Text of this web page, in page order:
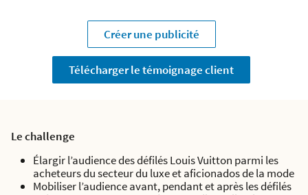
Créer une publicité
Télécharger le témoignage client
Le challenge
Élargir l’audience des défilés Louis Vuitton parmi les
acheteurs du secteur du luxe et aficionados de la mode
Mobiliser l’audience avant, pendant et après les défilés